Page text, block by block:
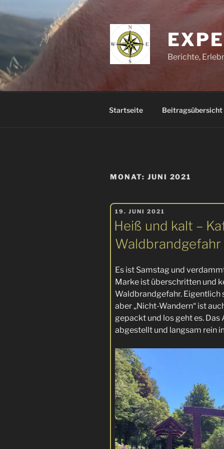
Inhalt
Berichte,
Startseite Beitragsübersicht
MONAT: JUNI 2021
VERÖFFENTLICHT
AM
19. JUNI 2021
Heiß und kalt –
Waldbrandgefahr
Es ist Samstag und
Marke ist überschritten und
Waldbrandgefahr. Eigentlich
aber „Nicht-Wandern“ ist
gepackt und los geht es.
abgestellt und langsam rein